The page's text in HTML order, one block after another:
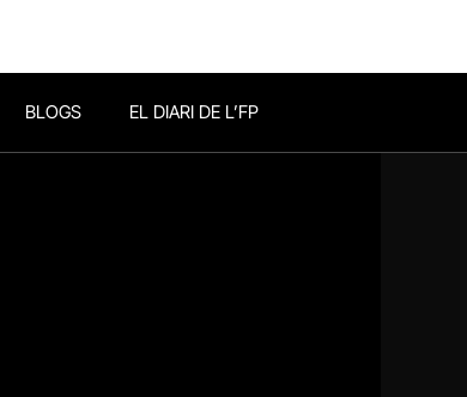
BLOGS EL DIARI DE L’FP